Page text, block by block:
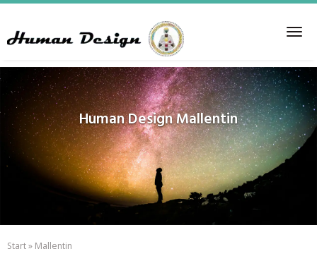
content
Human DesignMallentin
Start» Mallentin